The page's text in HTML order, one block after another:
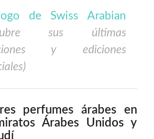
de Swiss Arabian
sus últimas
y ediciones
perfumes árabes en
Árabes Unidos y